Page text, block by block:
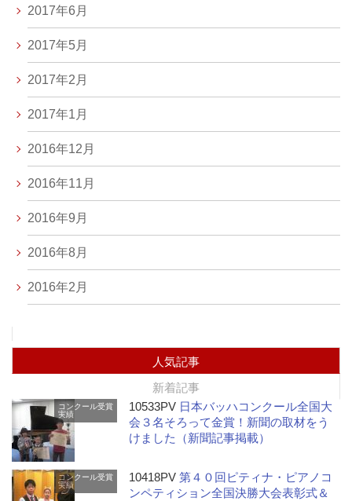
2017年6月
2017年5月
2017年2月
2017年1月
2016年12月
2016年11月
2016年9月
2016年8月
2016年2月
人気記事
新着記事
コンクール受賞
実績
10533PV 日本バッハコンクール全国大
会３名そろって金賞！新聞の取材をう
けました（新聞記事掲載）
コンクール受賞
実績
10418PV第４０回ピティナ・ピアノコ
ンペティション全国決勝大会表彰式＆